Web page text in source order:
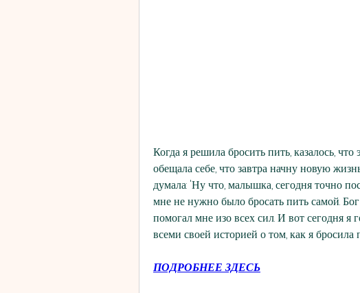
Когда я решила бросить пить, казалось,
обещала себе, что завтра начну новую
думала: 'Ну что, малышка, сегодня точно
мне не нужно было бросать пить самой.
помогал мне изо всех сил. И вот сегодня я
всеми своей историей о том, как я
ПОДРОБНЕЕ ЗДЕСЬ